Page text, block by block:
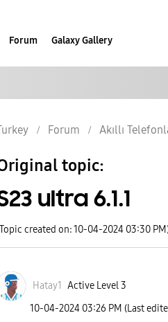
Forum Galaxy Gallery
Forum Akıllı
topic:
ultra 6.1.1
created on: 10-04-2024 03:30
Hatay1 Active Level 3
‎10-04-2024 03:26 PM (Last